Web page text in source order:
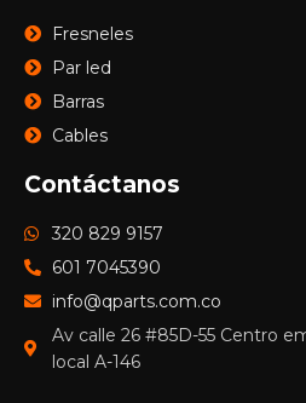
Fresneles
Par led
Barras
Cables
Contáctanos
320 829 9157
601 7045390
info@qparts.com.co
Av calle 26 #85D-55 Centro
local A-146